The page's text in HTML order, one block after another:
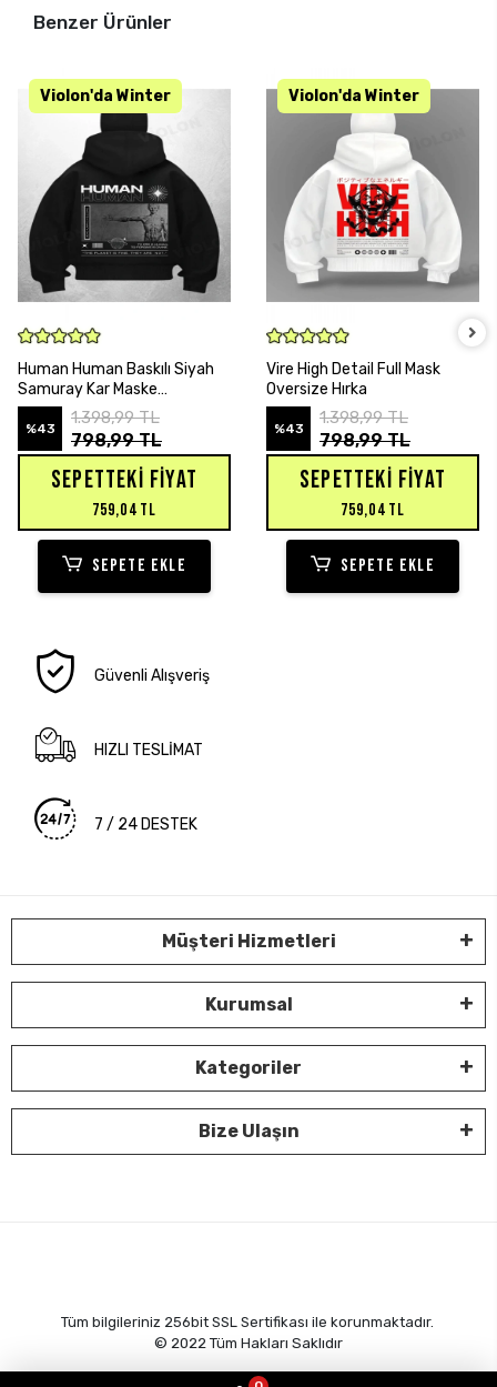
Benzer Ürünler
Human Human Baskılı Siyah
Samuray Kar Maske
Sweatshirt Hırka
%43
1.398,99 TL
798,99 TL
SEPETTEKI FIYAT
759,04 TL
SEPETE EKLE
Vire High Detail Full Mask
Oversize Hırka
%43
1.398,99 TL
798,99 TL
SEPETTEKI FIYAT
759,04 TL
SEPETE EKLE
Güvenli Alışveriş
HIZLI TESLİMAT
7 / 24 DESTEK
Müşteri Hizmetleri
Kurumsal
Kategoriler
Bize Ulaşın
Tüm bilgileriniz 256bit SSL Sertifikası ile korunmaktadır.
© 2022 Tüm Hakları Saklıdır